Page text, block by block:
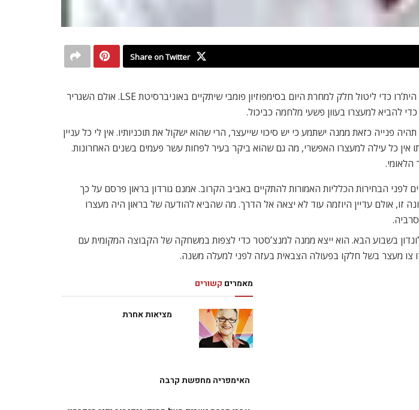
Share on Twitter
עמי איילון, מי שעמד בראש שרותי הביטחון בישראל, אמור לנחות ביום ראשון בנמל האוויר הית’רו כדי ליטול חלק למחרת היום בסימפוזיון פומבי שיתקיים באוניברסיטת LSE. אולם השגריר
להביא למעצרו בעוון פשעי מלחמה כביכול.
פנייה כזאת ממנה ישתמע כי יש סיכוי שייעצר, הרי שהוא ישקול את תוכניותיו. אין לי כל עניין
אין כל עילה למעצרו האפשרי, מה גם שהוא ביקר בעיר לפחות עשר פעמים בשנים האחרונות.
הלאומי.
לפני הבחירות הכלליות האמורות להתקיים באביב הקרוב. אמנם גורדון בראון פרסם על כך
זו, אולם עדיין היוזמה עוד לא יצאה אל הדרך. מה שהביא להודעה של בראון היה מעצרו
בשבוע הבא. הוא ייצא ממנה למנצ’סטר כדי לצפות במשחקה של הקבוצה המקומית עם
צו מעצר בשל חלקו בפעולה הצבאית בעזה לפני למעלה משנה.
מאמרים קשורים
מציאות אחרת
האימפריה מחפשת קרבה